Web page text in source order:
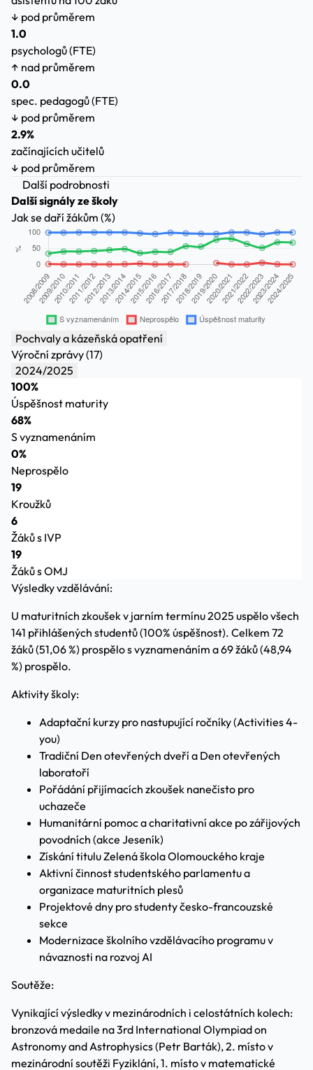
↓ pod průměrem
1.0
psychologů (FTE)
↑ nad průměrem
0.0
spec. pedagogů (FTE)
↓ pod průměrem
2.9%
začínajících učitelů
↓ pod průměrem
Další podrobnosti
Další signály ze školy
Jak se daří žákům (%)
Pochvaly a kázeňská opatření
Výroční zprávy (17)
2024/2025
100%
Úspěšnost maturity
68%
S vyznamenáním
0%
Neprospělo
19
Kroužků
6
Žáků s IVP
19
Žáků s OMJ
Výsledky vzdělávání:
U maturitních zkoušek v jarním termínu 2025 uspělo všech
141 přihlášených studentů (100% úspěšnost). Celkem 72
žáků (51,06 %) prospělo s vyznamenáním a 69 žáků (48,94
%) prospělo.
Aktivity školy:
Adaptační kurzy pro nastupující ročníky (Activities 4-
you)
Tradiční Den otevřených dveří a Den otevřených
laboratoří
Pořádání přijímacích zkoušek nanečisto pro
uchazeče
Humanitární pomoc a charitativní akce po zářijových
povodních (akce Jeseník)
Získání titulu Zelená škola Olomouckého kraje
Aktivní činnost studentského parlamentu a
organizace maturitních plesů
Projektové dny pro studenty česko-francouzské
sekce
Modernizace školního vzdělávacího programu v
návaznosti na rozvoj AI
Soutěže:
Vynikající výsledky v mezinárodních i celostátních kolech:
bronzová medaile na 3rd International Olympiad on
Astronomy and Astrophysics (Petr Barták), 2. místo v
mezinárodní soutěži Fyziklání, 1. místo v matematické